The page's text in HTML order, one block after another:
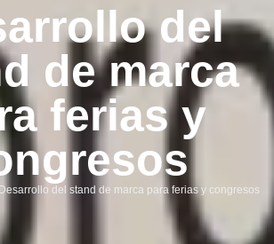
del
de marca
ferias y
Desarrollo del stand de marca para ferias y congresos